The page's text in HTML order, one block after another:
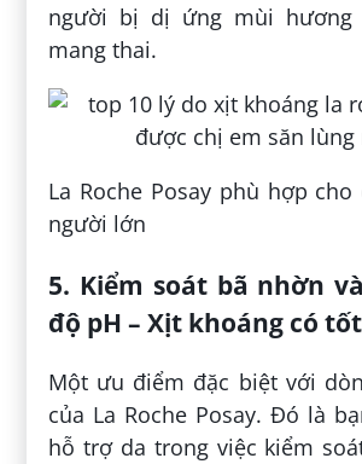
người bị dị ứng mùi hương
mang thai.
La Roche Posay phù hợp
người lớn
5. Kiểm soát bã nhờn
độ pH – Xịt khoáng có
Một ưu điểm đặc biệt với
của La Roche Posay. Đó là
hỗ trợ da trong việc kiểm